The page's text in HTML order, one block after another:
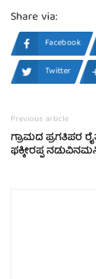
Share via:
Facebook
Twitter
Previous article
ಗ್ರಾಮದ ಪ್ರಗತಿಪರ
ಫಕ್ಕೀರಪ್ಪ